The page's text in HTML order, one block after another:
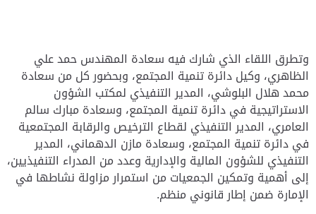
وتطرق اللقاء الذي شارك فيه سعادة المهندس حمد علي
الظاهري، وكيل دائرة تنمية المجتمع، وبحضور كل من سعادة
محمد هلال البلوشي، المدير التنفيذي لمكتب الشؤون
الاستراتيجية في دائرة تنمية المجتمع، وسعادة مبارك سالم
العامري، المدير التنفيذي لقطاع الترخيص والرقابة المجتمعية
في دائرة تنمية المجتمع، وسعادة مازن الدهماني، المدير
التنفيذي للشؤون المالية والإدارية وعدد من المدراء التنفيذيين،
إلى أهمية وتمكين الجمعيات من استمرار مزاولة نشاطها في
الإمارة ضمن إطار قانوني منظم.